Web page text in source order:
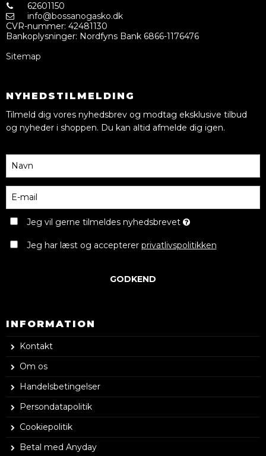
62601150
info@bossanogasko.dk
CVR-nummer: 42481130
Bankoplysninger: Nordfyns Bank 6866-1176476
Sitemap
NYHEDSTILMELDING
Tilmeld dig vores nyhedsbrev og modtag eksklusive tilbud
og nyheder i shoppen. Du kan altid afmelde dig igen.
Jeg vil gerne tilmeldes nyhedsbrevet
Jeg har læst og accepterer privatlivspolitikken
GODKEND
INFORMATION
Kontakt
Om os
Handelsbetingelser
Persondatapolitik
Cookiepolitik
Betal med Anyday